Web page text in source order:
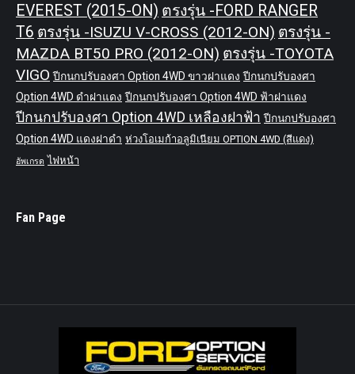
EVEREST (2015-ON) ตรงรุ่น -FORD RANGER
T6 ตรงรุ่น -ISUZU V-CROSS (2012-ON) ตรงรุ่น -
MAZDA BT50 PRO (2012-ON) ตรงรุ่น -TOYOTA
VIGO ปีกนกปรับองศา Option 4WD ขาวฝาแดง ปีกนกปรับองศา
Option 4WD ดำฝาแดง ปีกนกปรับองศา Option 4WD ฟ้าฝาแดง
ปีกนกปรับองศา Option 4WD เหลืองฝาฟ้า ปีกนกปรับองศา
Option 4WD แดงฝาดำ ห่วงโอเมก้าอลูมิเนียม OPTION 4WD (สีแดง)
อัพเกรด ไฟหน้า
Fan Page